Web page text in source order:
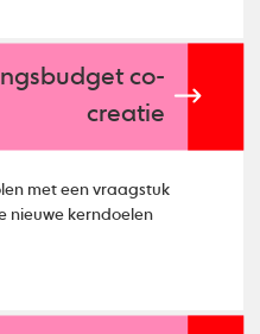
co-
creatie
met een vraagstuk
nieuwe kerndoelen